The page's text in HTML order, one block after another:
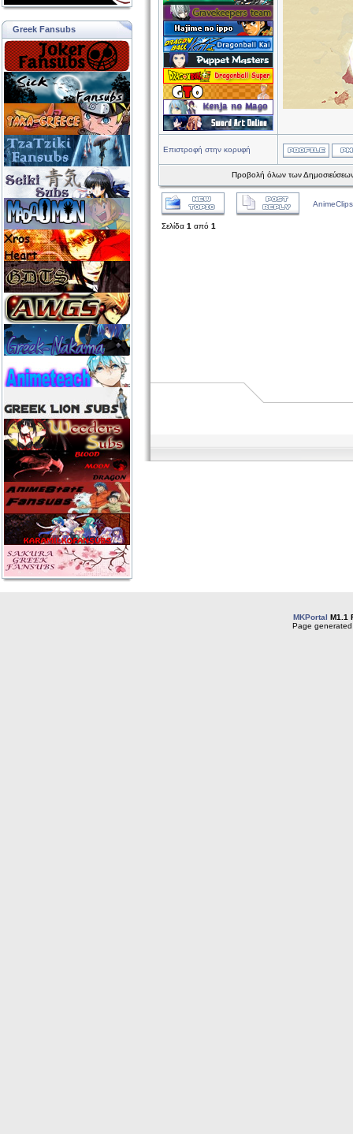
Greek Fansubs
Επιστροφή στην κορυφή
Προβολή όλων των
Σελίδα 1 από 1
MKPortal M1.1
Page